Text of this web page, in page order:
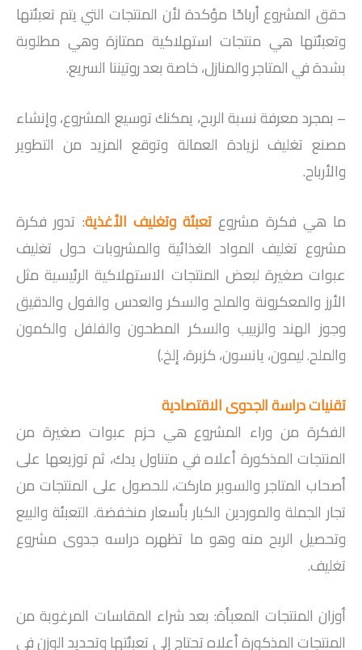
حقق المشروع أرباحًا مؤكدة لأن المنتجات التي يتم تعبئتها
وتعبئتها هي منتجات استهلاكية ممتازة وهي مطلوبة
بشدة في المتاجر والمنازل، خاصة بعد روتيننا السريع.
– بمجرد معرفة نسبة الربح، يمكنك توسيع المشروع، وإنشاء
مصنع تغليف لزيادة العمالة وتوقع المزيد من التطوير
والأرباح.
ما هي فكرة مشروعتعبئة وتغليف الأغذية: تدور فكرة
مشروع تغليف المواد الغذائية والمشروبات حول تغليف
عبوات صغيرة لبعض المنتجات الاستهلاكية الرئيسية مثل
الأرز والمعكرونة والملح والسكر والعدس والفول والدقيق
وجوز الهند والزبيب والسكر المطحون والفلفل والكمون
والملح. ليمون، يانسون، كزبرة، إلخ.)
تقنيات دراسة الجدوى الاقتصادية
الفكرة من وراء المشروع هي حزم عبوات صغيرة من
المنتجات المذكورة أعلاه في متناول يدك، ثم توزيعها على
أصحاب المتاجر والسوبر ماركت، للحصول على المنتجات من
تجار الجملة والموردين الكبار بأسعار منخفضة. التعبئة والبيع
وتحصيل الربح منه وهو ما تظهره دراسه جدوى مشروع
تغليف.
أوزان المنتجات المعبأة: بعد شراء المقاسات المرغوبة من
المنتجات المذكورة أعلاه تحتاج إلى تعبئتها وتحديد الوزن في